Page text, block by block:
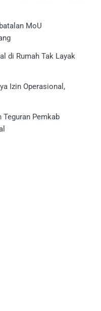
MoU
di Rumah Tak Layak
Izin Operasional,
Teguran Pemkab